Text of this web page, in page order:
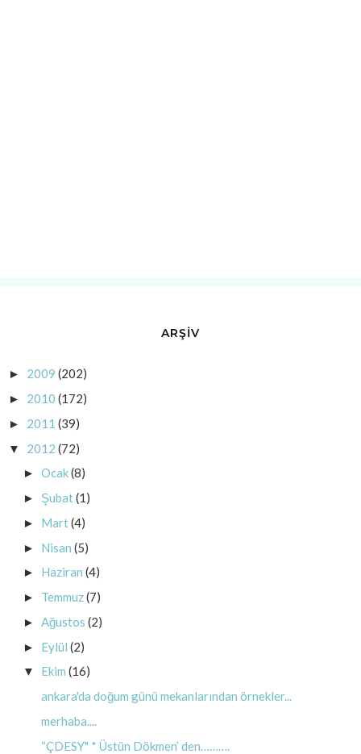
ARŞİV
► 2009 (202)
► 2010 (172)
► 2011 (39)
▼ 2012 (72)
► Ocak(8)
► Şubat(1)
► Mart(4)
► Nisan (5)
► Haziran (4)
► Temmuz(7)
► Ağustos (2)
► Eylül (2)
▼ Ekim (16)
ankara'da doğum günü mekanlarından örnekler...
merhaba....
“ÇDESY" * Üstün Dökmen’ den……….